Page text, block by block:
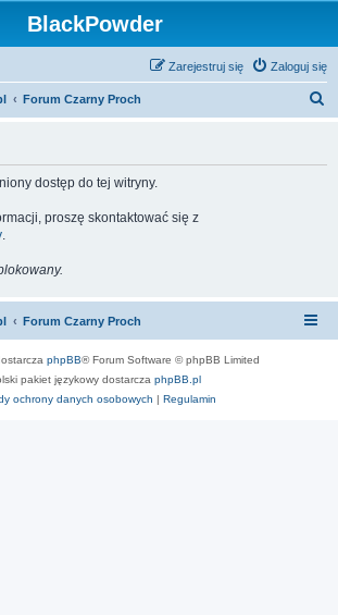
BlackPowder
Zaloguj się
Zarejestruj się
Forum Czarny Proch
dostęp do tej witryny.
proszę skontaktować się z
.
Forum Czarny Proch
phpBB® Forum Software © phpBB Limited
pakiet językowy dostarcza phpBB.pl
ochrony danych osobowych | Regulamin